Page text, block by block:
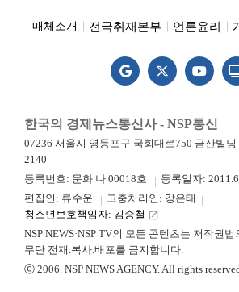
매체소개 전국취재본부 언론윤리
한국의 경제뉴스통신사 - NSP통신
07236 서울시 영등포구 국회대로750 금산빌딩
2140
등록번호: 문화 나 00018호
등록일자:
편집인: 류수운
고충처리인: 강은태
청소년보호책임자: 김승철 launch
NSP NEWS·NSP TV의 모든 콘텐츠는 저작권
무단 전재.복사.배포를 금지합니다.
ⓒ 2006. NSP NEWS AGENCY. All rights